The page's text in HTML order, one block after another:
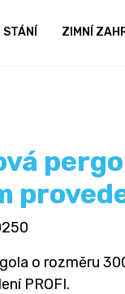
ZIMNÍ
o rozměru
PROFI.